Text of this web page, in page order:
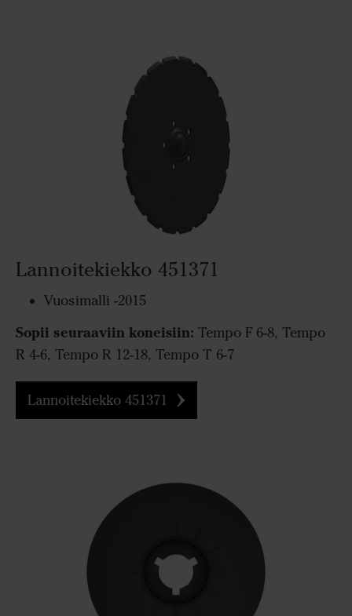
Lannoitekiekko 451371
Vuosimalli -2015
Sopii seuraaviin koneisiin: Tempo F 6-8, Tempo
R 4-6, Tempo R 12-18, Tempo T 6-7
Lannoitekiekko 451371